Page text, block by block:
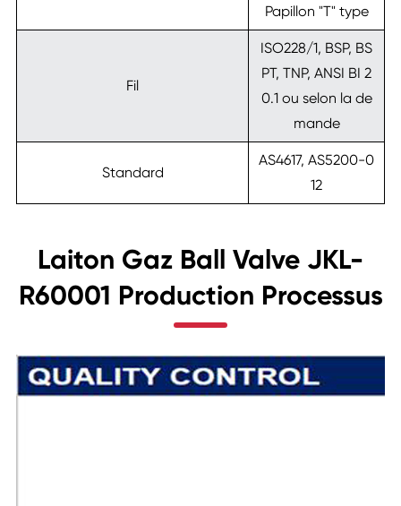
Papillon "T" type
Fil
ISO228/1, BSP, BS
PT, TNP, ANSI BI 2
0.1 ou selon la de
mande
Standard
AS4617, AS5200-0
12
Laiton Gaz Ball Valve JKL-
R60001 Production Processus